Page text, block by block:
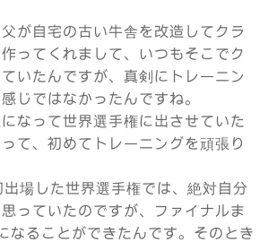
が自宅の古い牛舎を改造してクラ
ってくれまして、いつもそこでク
いたんですが、真剣にトレーニン
じではなかったんですね。
なって世界選手権に出させていた
て、初めてトレーニングを頑張り
出場した世界選手権では、絶対自分
っていたのですが、ファイナルま
なることができたんです。そのとき